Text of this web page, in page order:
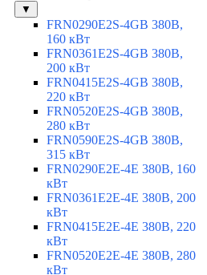
▼
FRN0290E2S-4GB 380В,
160 кВт
FRN0361E2S-4GB 380В,
200 кВт
FRN0415E2S-4GB 380В,
220 кВт
FRN0520E2S-4GB 380В,
280 кВт
FRN0590E2S-4GB 380В,
315 кВт
FRN0290E2E-4E 380В, 160
кВт
FRN0361E2E-4E 380В, 200
кВт
FRN0415E2E-4E 380В, 220
кВт
FRN0520E2E-4E 380В, 280
кВт